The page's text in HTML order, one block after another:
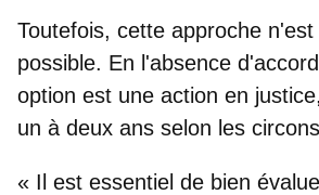
Toutefois, cette approche
possible. En l'absence
option est une action en justice
un à deux ans selon les
« Il est essentiel de bien